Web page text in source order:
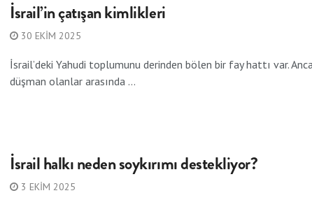
İsrail’in çatışan kimlikleri
30 EKIM 2025
İsrail’deki Yahudi toplumunu derinden bölen bir fay hattı var.
düşman olanlar arasında ...
İsrail halkı neden soykırımı destekliyor?
3 EKIM 2025